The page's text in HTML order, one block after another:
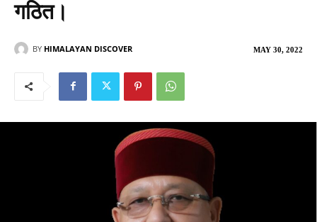
गठित।
MAY 30, 2022
BY HIMALAYAN DISCOVER